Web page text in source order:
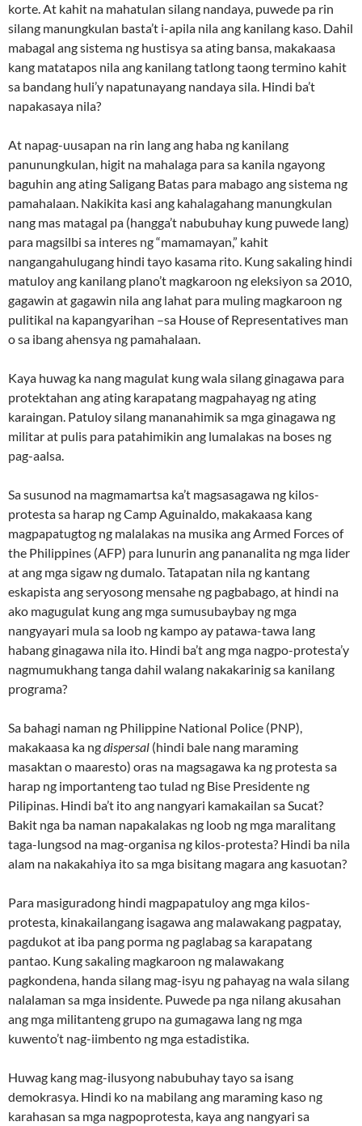
korte. At kahit na mahatulan silang nandaya, puwede pa rin
silang manungkulan basta’t i-apila nila ang kanilang kaso. Dahil
mabagal ang sistema ng hustisya sa ating bansa, makakaasa
kang matatapos nila ang kanilang tatlong taong termino kahit
sa bandang huli’y napatunayang nandaya sila. Hindi ba’t
napakasaya nila?
At napag-uusapan na rin lang ang haba ng kanilang
panunungkulan, higit na mahalaga para sa kanila ngayong
baguhin ang ating Saligang Batas para mabago ang sistema ng
pamahalaan. Nakikita kasi ang kahalagahang manungkulan
nang mas matagal pa (hangga’t nabubuhay kung puwede lang)
para magsilbi sa interes ng “mamamayan,” kahit
nangangahulugang hindi tayo kasama rito. Kung sakaling hindi
matuloy ang kanilang plano’t magkaroon ng eleksiyon sa 2010,
gagawin at gagawin nila ang lahat para muling magkaroon ng
pulitikal na kapangyarihan –sa House of Representatives man
o sa ibang ahensya ng pamahalaan.
Kaya huwag ka nang magulat kung wala silang ginagawa para
protektahan ang ating karapatang magpahayag ng ating
karaingan. Patuloy silang mananahimik sa mga ginagawa ng
militar at pulis para patahimikin ang lumalakas na boses ng
pag-aalsa.
Sa susunod na magmamartsa ka’t magsasagawa ng kilos-
protesta sa harap ng Camp Aguinaldo, makakaasa kang
magpapatugtog ng malalakas na musika ang Armed Forces of
the Philippines (AFP) para lunurin ang pananalita ng mga lider
at ang mga sigaw ng dumalo. Tatapatan nila ng kantang
eskapista ang seryosong mensahe ng pagbabago, at hindi na
ako magugulat kung ang mga sumusubaybay ng mga
nangyayari mula sa loob ng kampo ay patawa-tawa lang
habang ginagawa nila ito. Hindi ba’t ang mga nagpo-protesta’y
nagmumukhang tanga dahil walang nakakarinig sa kanilang
programa?
Sa bahagi naman ng Philippine National Police (PNP),
makakaasa ka ngdispersal (hindi bale nang maraming
masaktan o maaresto) oras na magsagawa ka ng protesta sa
harap ng importanteng tao tulad ng Bise Presidente ng
Pilipinas. Hindi ba’t ito ang nangyari kamakailan sa Sucat?
Bakit nga ba naman napakalakas ng loob ng mga maralitang
taga-lungsod na mag-organisa ng kilos-protesta? Hindi ba nila
alam na nakakahiya ito sa mga bisitang magara ang kasuotan?
Para masiguradong hindi magpapatuloy ang mga kilos-
protesta, kinakailangang isagawa ang malawakang pagpatay,
pagdukot at iba pang porma ng paglabag sa karapatang
pantao. Kung sakaling magkaroon ng malawakang
pagkondena, handa silang mag-isyu ng pahayag na wala silang
nalalaman sa mga insidente. Puwede pa nga nilang akusahan
ang mga militanteng grupo na gumagawa lang ng mga
kuwento’t nag-iimbento ng mga estadistika.
Huwag kang mag-ilusyong nabubuhay tayo sa isang
demokrasya. Hindi ko na mabilang ang maraming kaso ng
karahasan sa mga nagpoprotesta, kaya ang nangyari sa